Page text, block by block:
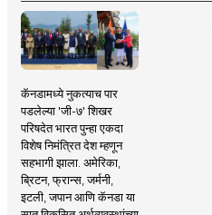
कॅनडामध्ये नुकत्याच पार
पडलेल्या 'जी-७' शिखर
परिषदेत भारत पुन्हा एकदा
विशेष निमंत्रित देश म्हणून
सहभागी झाला. अमेरिका,
ब्रिटन, फ्रान्स, जर्मनी,
इटली, जपान आणि कॅनडा या